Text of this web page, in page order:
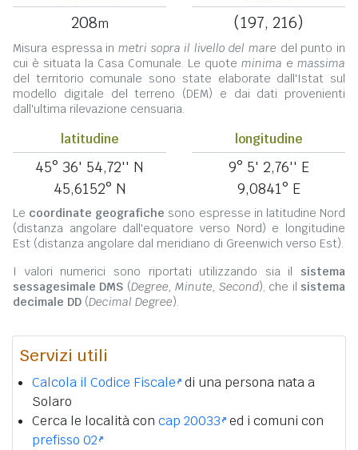
208m (197, 216)
Misura espressa in metri sopra il livello del mare del punto in
cui è situata la Casa Comunale. Le quote minima e massima
del territorio comunale sono state elaborate dall'Istat sul
modello digitale del terreno (DEM) e dai dati provenienti
dall'ultima rilevazione censuaria.
latitudine
45° 36' 54,72'' N
45,6152° N
longitudine
9° 5' 2,76'' E
9,0841° E
Le coordinate geografiche sono espresse in latitudine Nord
(distanza angolare dall'equatore verso Nord) e longitudine
Est (distanza angolare dal meridiano di Greenwich verso Est).
I valori numerici sono riportati utilizzando sia il sistema
sessagesimale DMS (Degree, Minute, Second), che il sistema
decimale DD (Decimal Degree).
Servizi utili
Calcola il Codice Fiscale di una persona nata a
Solaro
Cerca le località con cap 20033 ed i comuni con
prefisso 02